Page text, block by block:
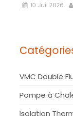
10 Juil 2026
VMC Double
Pompe à
Isolation